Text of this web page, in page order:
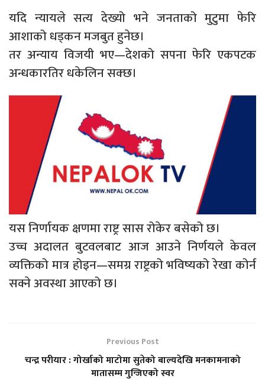
यदि न्यायले सत्य देख्यो भने जनताको मुटुमा फेरि
आशाको धड्कन मजबुत हुनेछ।
तर अन्याय विजयी भए—देशको सपना फेरि एकपटक
अन्धकारतिर धकेलिन सक्छ।
यस निर्णायक क्षणमा राष्ट्र सास रोकेर बसेको छ।
उच्च अदालत बुटवलबाट आज आउने निर्णयले केवल
व्यक्तिको मात्र होइन—समग्र राष्ट्रको भविष्यको रेखा कोर्न
सक्ने अवस्था आएको छ।
Previous Post
चन्द्र परीयार : गोर्खाको माटोमा सुतेको बाल्यदेखि मनकामनाको
मातासम्म गुन्जिएको स्वर